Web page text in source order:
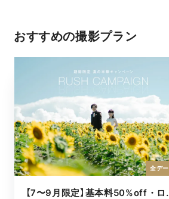
おすすめの撮影プラン
【7〜9月限
全デ